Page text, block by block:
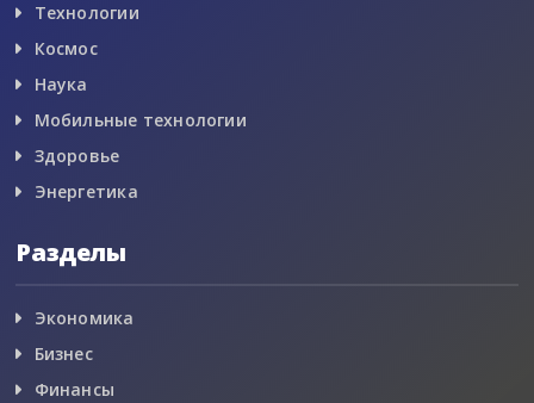
Технологии
Космос
Наука
Мобильные технологии
Здоровье
Энергетика
Разделы
Экономика
Бизнес
Финансы